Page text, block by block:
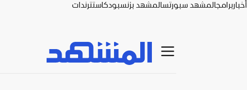
أخباربرامجالمشهد سبورتسالمشهد بزنسبودكاستترندات